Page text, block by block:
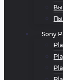
Sony